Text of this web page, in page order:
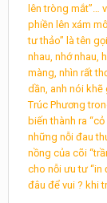
lên tròng mắt”…
phiền lên xám
tư thảo” là tên
nhau, nhớ nhau,
màng, nhìn rất
dần, anh nói khẽ
Trúc Phương
biến thành ra
những nỗi đau
nồng của cõi
cho nỗi ưu tư “in
đâu để vui ? khi